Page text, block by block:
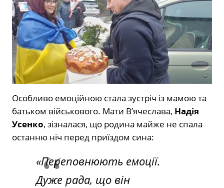
Особливо емоційною стала зустріч із мамою та
батьком військового. Мати В’ячеслава, Надія
Усенко, зізналася, що родина майже не спала
останню ніч перед приїздом сина:
«Переповнюють емоції.
Дуже рада, що він